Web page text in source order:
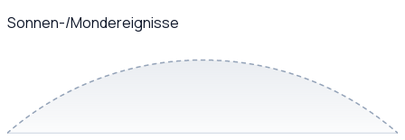
Sonnen-/Mondereignisse